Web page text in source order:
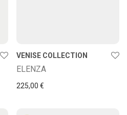
VENISE COLLECTION
ELENZA
225,00 €